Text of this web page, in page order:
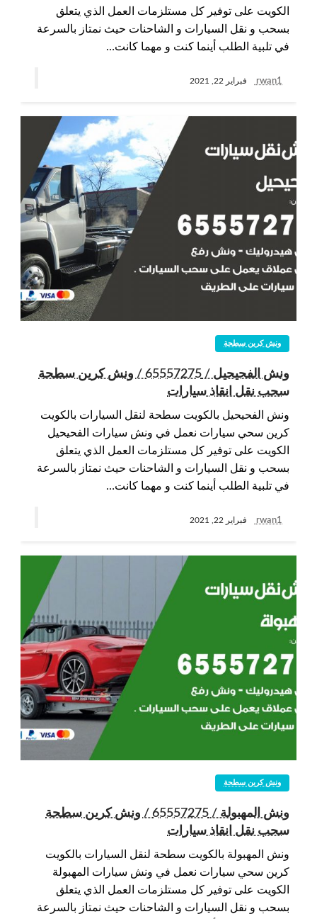
الكويت على توفير كل مستلزمات العمل الذي يتعلق
بسحب و نقل السيارات و الشاحنات حيث نمتاز بالسرعة
في تلبية الطلب أينما كنت و مهما كانت…
rwan1 فبراير 22, 2021
ونش كرين سطحة
ونش الفحيحيل / 65557275 / ونش كرين سطحة
سحب نقل انقاذ سيارات
ونش الفحيحيل بالكويت سطحة لنقل السيارات بالكويت
كرين سحي سيارات نعمل في ونش سيارات الفحيحيل
الكويت على توفير كل مستلزمات العمل الذي يتعلق
بسحب و نقل السيارات و الشاحنات حيث نمتاز بالسرعة
في تلبية الطلب أينما كنت و مهما كانت…
rwan1 فبراير 22, 2021
ونش كرين سطحة
ونش المهبولة / 65557275 / ونش كرين سطحة
سحب نقل انقاذ سيارات
ونش المهبولة بالكويت سطحة لنقل السيارات بالكويت
كرين سحي سيارات نعمل في ونش سيارات المهبولة
الكويت على توفير كل مستلزمات العمل الذي يتعلق
بسحب و نقل السيارات و الشاحنات حيث نمتاز بالسرعة